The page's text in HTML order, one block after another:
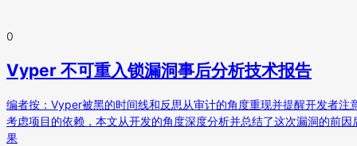
0
Vyper 不可重入锁漏洞事后分析技术报告
编者按：Vyper被黑的时间线和反思从审计的角度重现并提醒开发者注
考虑项目的依赖，本文从开发的角度深度分析并总结了这次漏洞的前因
果